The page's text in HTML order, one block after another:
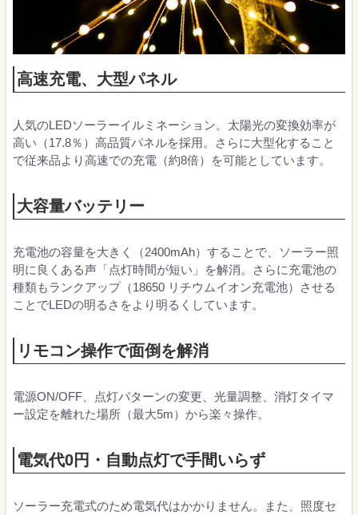
高速充電、大型パネル
人気のLEDソーラーイルミネーション。太陽光の変換効率が
高い（17.8％）高品質パネルを採用。さらに大型化すること
で従来品より高速での充電（約8倍）を可能としています。
大容量バッテリー
充電池の容量を大きく（2400mAh）することで、ソーラー照
明に良くある声「点灯時間が短い」を解消。さらに充電池の
種類もランクアップ（18650 リチウムイオン充電池）させる
ことでLEDの明るさをより明るくしています。
リモコン操作で面倒を解消
電源ON/OFF、点灯パターンの変更、光量調整、消灯タイマ
ー設定を離れた場所（最大5m）から楽々操作。
電気代0円・自動点灯で手間いらず
ソーラー充電式のため電気代はかかりません。また、照度セ